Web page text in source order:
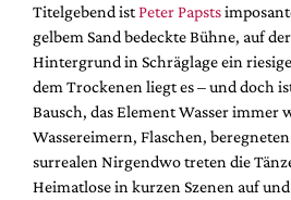
Titelgebend istPeter Papsts
gelbem Sand bedeckte Bühne, auf
Hintergrund in Schräglage ein
dem Trockenen liegt es – und doch
Bausch, das Element Wasser immer
Wassereimern, Flaschen,
surrealen Nirgendwo treten die
Heimatlose in kurzen Szenen auf